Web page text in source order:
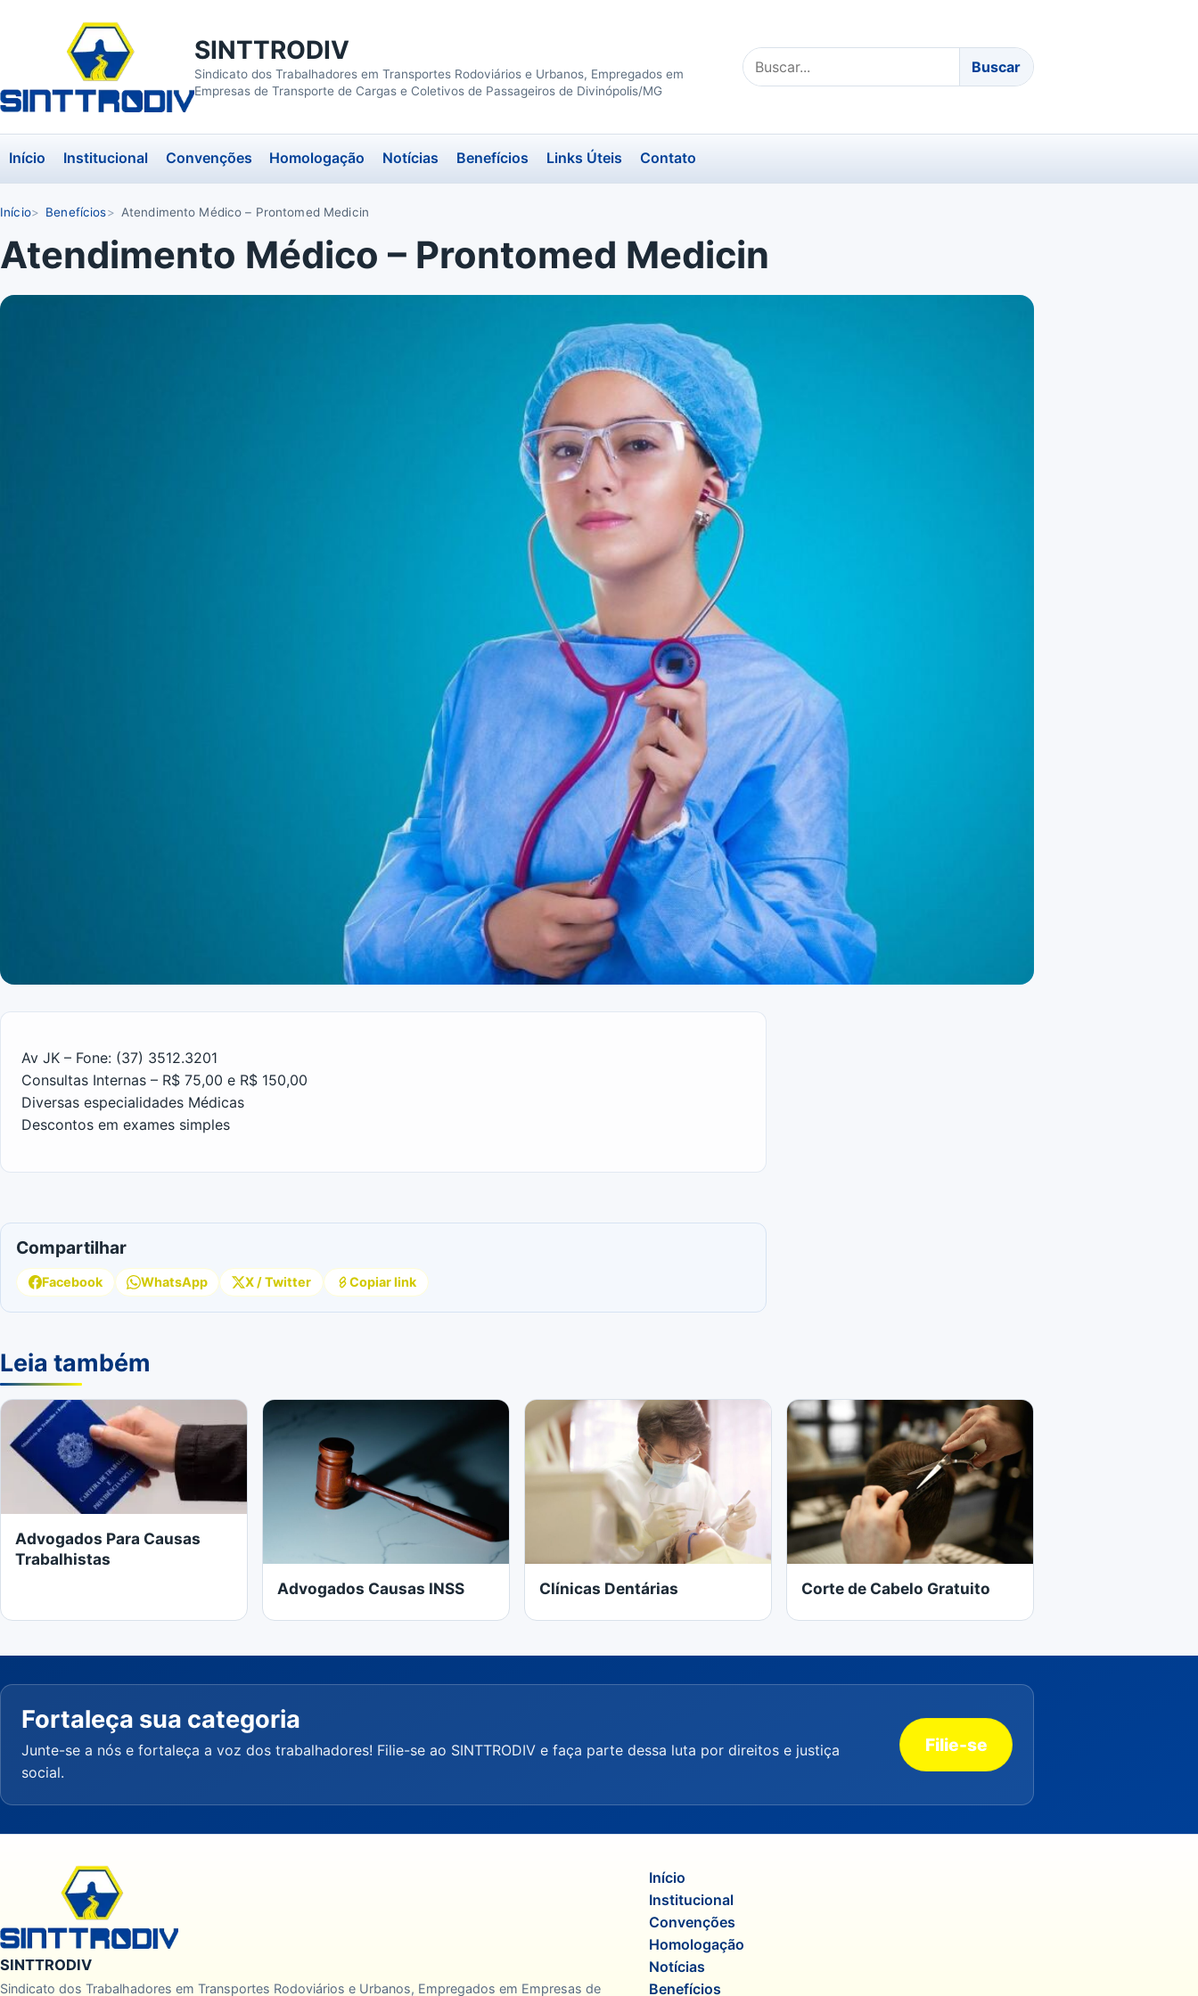
SINTTRODIV
Sindicato dos Trabalhadores em Transportes Rodoviários e Urbanos, Empregados em
Empresas de Transporte de Cargas e Coletivos de Passageiros de Divinópolis/MG
Buscar
no
Buscar
Início Institucional Convenções Homologação Notícias Benefícios Links Úteis Contato
Início Benefícios Atendimento Médico – Prontomed Medicin
Atendimento Médico – Prontomed Medicin
Av JK – Fone: (37) 3512.3201
Consultas Internas – R$ 75,00 e R$ 150,00
Diversas especialidades Médicas
Descontos em exames simples
Compartilhar
Facebook WhatsApp X / Twitter Copiar link
Leia também
Advogados Para Causas
Trabalhistas
Advogados Causas INSS
Clínicas Dentárias Corte de Cabelo Gratuito
Fortaleça sua categoria
Junte-se a nós e fortaleça a voz dos trabalhadores! Filie-se ao SINTTRODIV e faça parte dessa luta por direitos e justiça
social.
Filie-se
SINTTRODIV
Sindicato dos Trabalhadores em Transportes Rodoviários e Urbanos, Empregados em Empresas de
Início
Institucional
Convenções
Homologação
Notícias
Benefícios